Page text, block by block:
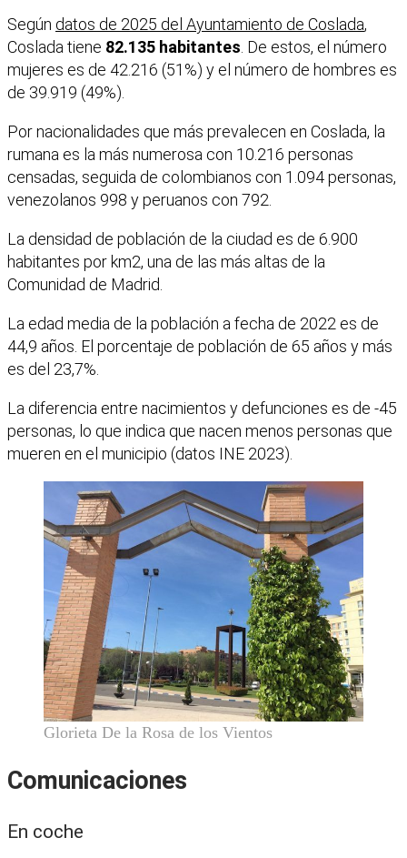
Según datos de 2025 del Ayuntamiento de Coslada,
Coslada tiene 82.135 habitantes . De estos, el número
mujeres es de 42.216 (51%) y el número de hombres es
de 39.919 (49%).
Por nacionalidades que más prevalecen en Coslada, la
rumana es la más numerosa con 10.216 personas
censadas, seguida de colombianos con 1.094 personas,
venezolanos 998 y peruanos con 792.
La densidad de población de la ciudad es de 6.900
habitantes por km2, una de las más altas de la
Comunidad de Madrid.
La edad media de la población a fecha de 2022 es de
44,9 años. El porcentaje de población de 65 años y más
es del 23,7%.
La diferencia entre nacimientos y defunciones es de -45
personas, lo que indica que nacen menos personas que
mueren en el municipio (datos INE 2023).
Glorieta De la Rosa de los Vientos
Comunicaciones
En coche